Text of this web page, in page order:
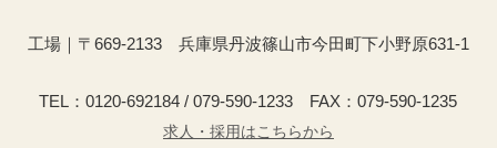
工場｜〒669-2133 兵庫県丹波篠山市今田町下小野原631-1
TEL：0120-692184 / 079-590-1233 FAX：079-590-1235
求人・採用はこちらから